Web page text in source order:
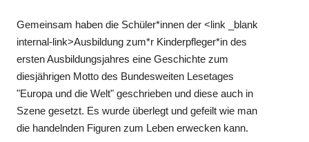
Gemeinsam haben die Schüler*innen der <link _blank
internal-link>Ausbildung zum*r Kinderpfleger*in des
ersten Ausbildungsjahres eine Geschichte zum
diesjährigen Motto des Bundesweiten Lesetages
"Europa und die Welt" geschrieben und diese auch in
Szene gesetzt. Es wurde überlegt und gefeilt wie man
die handelnden Figuren zum Leben erwecken kann.